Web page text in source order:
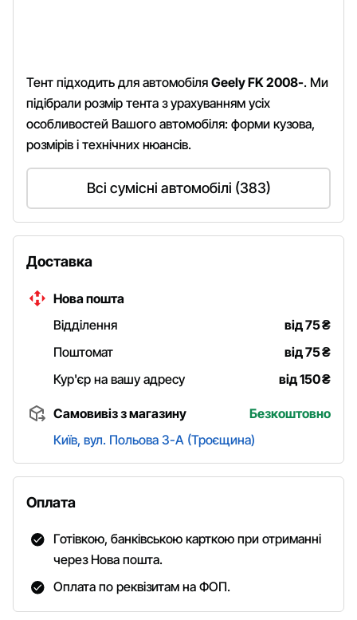
Тент підходить для автомобіля Geely FK 2008-. Ми
підібрали розмір тента з урахуванням усіх
особливостей Вашого автомобіля: форми кузова,
розмірів і технічних нюансів.
Всі сумісні автомобілі (383)
Доставка
Нова пошта
Відділення
від 75₴
Поштомат
від 75₴
Кур'єр на вашу адресу
від 150₴
Самовивіз з магазину
Безкоштовно
Київ, вул. Польова 3-А (Троєщина)
Оплата
Готівкою, банківською карткою при отриманні
через Нова пошта.
Оплата по реквізитам на ФОП.